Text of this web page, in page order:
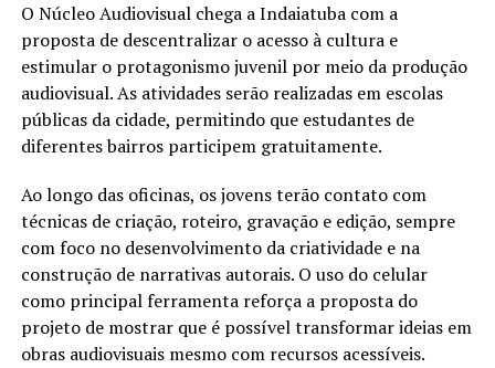
O Núcleo Audiovisual chega a Indaiatuba com a
proposta de descentralizar o acesso à cultura e
estimular o protagonismo juvenil por meio da produção
audiovisual. As atividades serão realizadas em escolas
públicas da cidade, permitindo que estudantes de
diferentes bairros participem gratuitamente.
Ao longo das oficinas, os jovens terão contato com
técnicas de criação, roteiro, gravação e edição, sempre
com foco no desenvolvimento da criatividade e na
construção de narrativas autorais. O uso do celular
como principal ferramenta reforça a proposta do
projeto de mostrar que é possível transformar ideias em
obras audiovisuais mesmo com recursos acessíveis.